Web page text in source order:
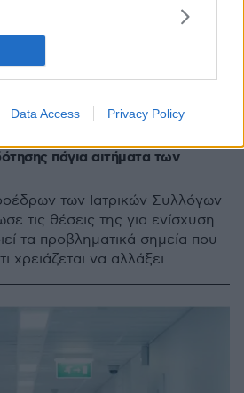
Data Access Privacy Policy
πάγια αιτήματα των
των Ιατρικών Συλλόγων
τις θέσεις της για ενίσχυση
τα προβληματικά σημεία που
χρειάζεται να αλλάξει